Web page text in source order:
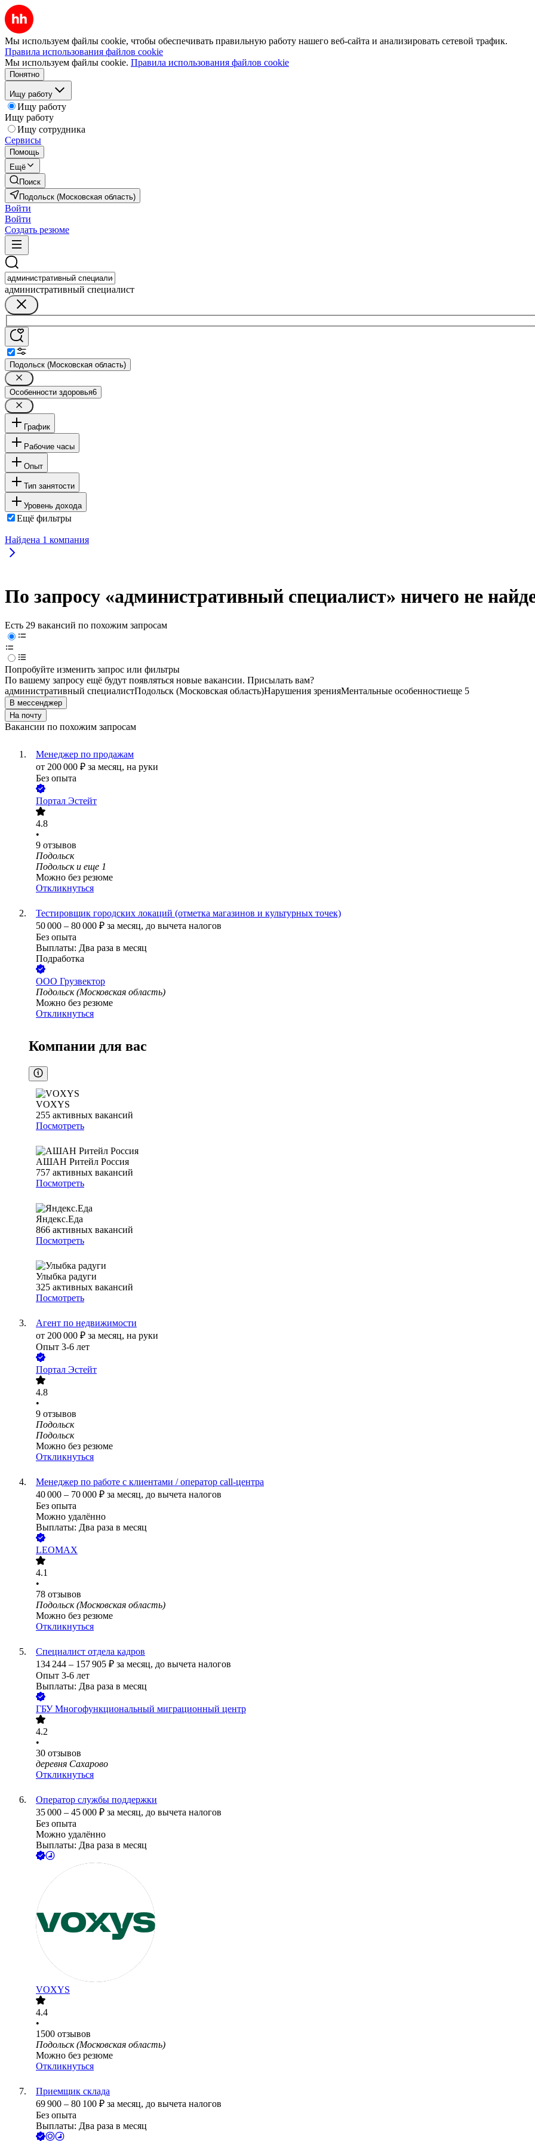
Мы используем файлы cookie, чтобы обеспечивать правильную работу нашего веб-сайта и анализировать сетевой трафик.
Правила использования файлов cookie
Мы используем файлы cookie. Правила использования файлов cookie
Понятно
Ищу работу
Ищу работу
Ищу работу
Ищу сотрудника
Сервисы
Помощь
Ещё
Поиск
Подольск (Московская область)
Войти
Войти
Создать резюме
административный специалист
Подольск (Московская область)
Особенности здоровья6
График
Рабочие часы
Опыт
Тип занятости
Уровень дохода
Ещё фильтры
Найдена 1 компания
По запросу «административный специалист» ничего не
Есть 29 вакансий по похожим запросам
Попробуйте изменить запрос или фильтры
По вашему запросу ещё будут появляться новые вакансии. Присылать вам?
административный специалистПодольск (Московская область)Нарушения зренияМентальные особенностиеще 5
В мессенджер
На почту
Вакансии по похожим запросам
Менеджер по продажам
от 200 000 ₽ за месяц, на руки
Без опыта
Портал Эстейт
4.8
•
9 отзывов
Подольск
Подольск и еще 1
Можно без резюме
Откликнуться
Тестировщик городских локаций (отметка магазинов и культурных точек)
50 000 – 80 000 ₽ за месяц, до вычета налогов
Без опыта
Выплаты: Два раза в месяц
Подработка
ООО Грузвектор
Подольск (Московская область)
Можно без резюме
Откликнуться
Компании для вас
VOXYS
255 активных вакансий
Посмотреть
АШАН Ритейл Россия
757 активных вакансий
Посмотреть
Яндекс.Еда
866 активных вакансий
Посмотреть
Улыбка радуги
325 активных вакансий
Посмотреть
Агент по недвижимости
от 200 000 ₽ за месяц, на руки
Опыт 3-6 лет
Портал Эстейт
4.8
•
9 отзывов
Подольск
Подольск
Можно без резюме
Откликнуться
Менеджер по работе с клиентами / оператор call-центра
40 000 – 70 000 ₽ за месяц, до вычета налогов
Без опыта
Можно удалённо
Выплаты: Два раза в месяц
LEOMAX
4.1
•
78 отзывов
Подольск (Московская область)
Можно без резюме
Откликнуться
Специалист отдела кадров
134 244 – 157 905 ₽ за месяц, до вычета налогов
Опыт 3-6 лет
Выплаты: Два раза в месяц
ГБУ Многофункциональный миграционный центр
4.2
•
30 отзывов
деревня Сахарово
Откликнуться
Оператор службы поддержки
35 000 – 45 000 ₽ за месяц, до вычета налогов
Без опыта
Можно удалённо
Выплаты: Два раза в месяц
VOXYS
4.4
•
1500 отзывов
Подольск (Московская область)
Можно без резюме
Откликнуться
Приемщик склада
69 900 – 80 100 ₽ за месяц, до вычета налогов
Без опыта
Выплаты: Два раза в месяц